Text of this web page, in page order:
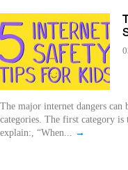
The major internet dangers
categories. The first category is
explain:, “When... →